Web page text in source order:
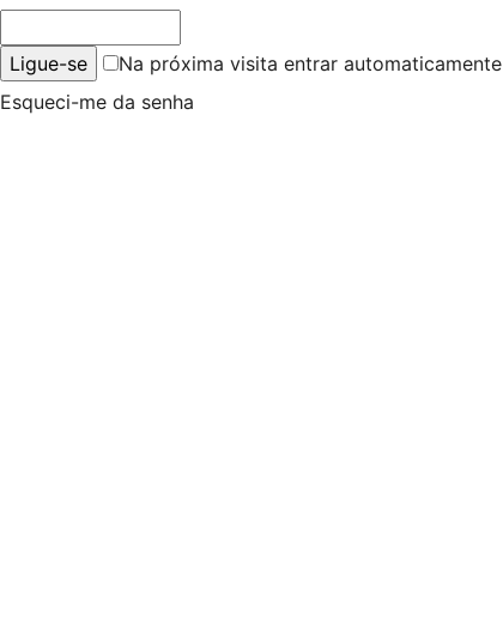
Na próxima visita entrar automaticamente
Esqueci-me da senha